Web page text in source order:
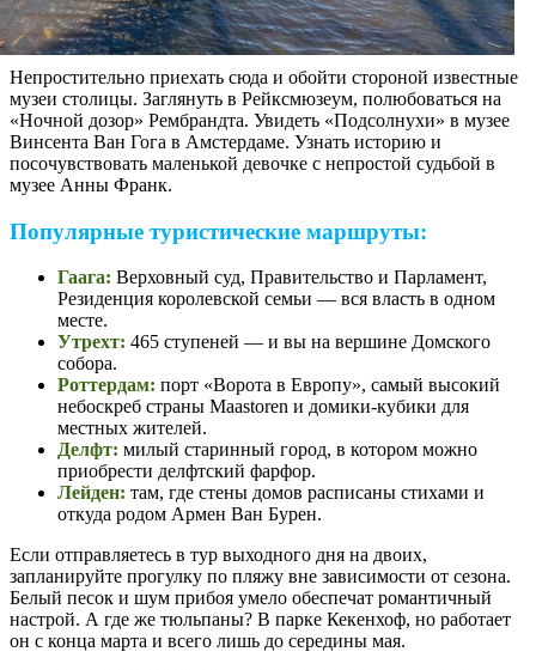
Непростительно приехать сюда и обойти стороной известные
музеи столицы. Заглянуть в Рейксмюзеум, полюбоваться на
«Ночной дозор» Рембрандта. Увидеть «Подсолнухи» в музее
Винсента Ван Гога в Амстердаме. Узнать историю и
посочувствовать маленькой девочке с непростой судьбой в
музее Анны Франк.
Популярные туристические маршруты:
Гаага: Верховный суд, Правительство и Парламент,
Резиденция королевской семьи — вся власть в одном
месте.
Утрехт: 465 ступеней — и вы на вершине Домского
собора.
Роттердам: порт «Ворота в Европу», самый высокий
небоскреб страны Maastoren и домики-кубики для
местных жителей.
Делфт: милый старинный город, в котором можно
приобрести делфтский фарфор.
Лейден: там, где стены домов расписаны стихами и
откуда родом Армен Ван Бурен.
Если отправляетесь в тур выходного дня на двоих,
запланируйте прогулку по пляжу вне зависимости от сезона.
Белый песок и шум прибоя умело обеспечат романтичный
настрой. А где же тюльпаны? В парке Кекенхоф, но работает
он с конца марта и всего лишь до середины мая.